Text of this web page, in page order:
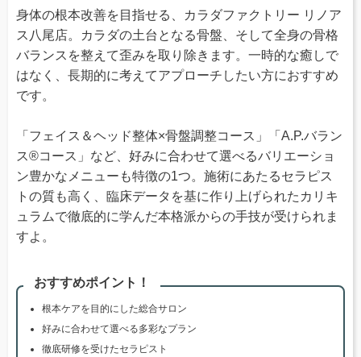
身体の根本改善を目指せる、カラダファクトリー リノア
ス八尾店。カラダの土台となる骨盤、そして全身の骨格
バランスを整えて歪みを取り除きます。一時的な癒しで
はなく、長期的に考えてアプローチしたい方におすすめ
です。
「フェイス＆ヘッド整体×骨盤調整コース」「A.P.バラン
ス®コース」など、好みに合わせて選べるバリエーショ
ン豊かなメニューも特徴の1つ。施術にあたるセラピス
トの質も高く、臨床データを基に作り上げられたカリキ
ュラムで徹底的に学んだ本格派からの手技が受けられま
すよ。
おすすめポイント！
根本ケアを目的にした総合サロン
好みに合わせて選べる多彩なプラン
徹底研修を受けたセラピスト